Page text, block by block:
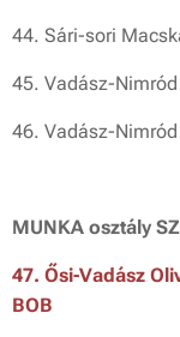
44. Sári-sori
45. Vadász-
46. Vadász-
MUNKA osztály
47. Ősi-Vadász
BOB